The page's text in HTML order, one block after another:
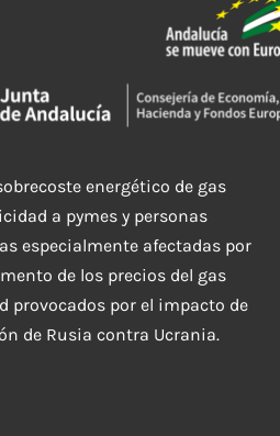
energético de gas
a pymes y personas
especialmente afectadas por
de los precios del gas
provocados por el impacto de
de Rusia contra Ucrania.